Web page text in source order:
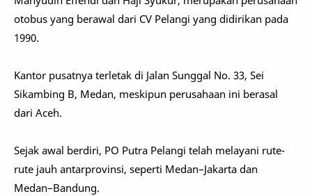
otobus yang berawal dari CV Pelangi yang didirikan pada
1990.
Kantor pusatnya terletak di Jalan Sunggal No. 33, Sei
Sikambing B, Medan, meskipun perusahaan ini berasal
dari Aceh.
Sejak awal berdiri, PO Putra Pelangi telah melayani rute-
rute jauh antarprovinsi, seperti Medan–Jakarta dan
Medan–Bandung.